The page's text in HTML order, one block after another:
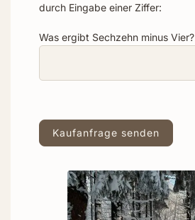
durch Eingabe einer Ziffer:
Was ergibt Sechzehn minus Vier?